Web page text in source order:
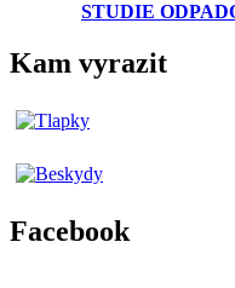
STUDIE
Kam vyrazit
Facebook